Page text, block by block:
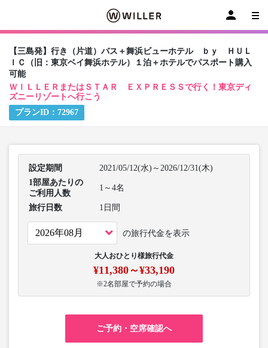
【三島発】行き（片道）バス＋舞浜ビューホテル ｂｙ ＨＵＬ
ＩＣ（旧：東京ベイ舞浜ホテル）１泊＋ホテルでパスポート購入
可能
ＷＩＬＬＥＲまたはＳＴＡＲ ＥＸＰＲＥＳＳで行く！東京ディ
ズニーリゾートへ行こう
プランID： 72967
設定期間
2021/05/12(水)～2026/12/31(木)
1部屋あたりの
ご利用人数
1～4名
旅行日数 1日間
の旅行代金を表示
大人おひとり様旅行代金
¥11,380～¥33,190
※2名部屋で予約の場合
ご予約・空席確認へ